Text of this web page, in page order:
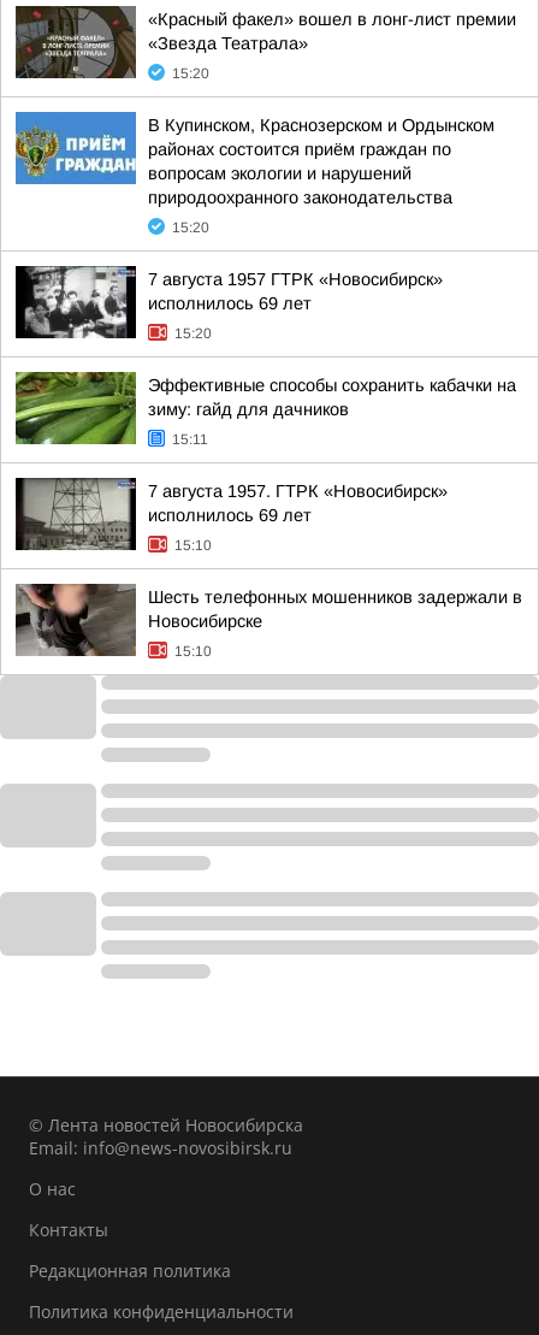
«Красный факел» вошел в лонг-лист премии
«Звезда Театрала»
15:20
В Купинском, Краснозерском и Ордынском
районах состоится приём граждан по
вопросам экологии и нарушений
природоохранного законодательства
15:20
7 августа 1957 ГТРК «Новосибирск»
исполнилось 69 лет
15:20
Эффективные способы сохранить кабачки на
зиму: гайд для дачников
15:11
7 августа 1957. ГТРК «Новосибирск»
исполнилось 69 лет
15:10
Шесть телефонных мошенников задержали в
Новосибирске
15:10
© Лента новостей Новосибирска
Email: info@news-novosibirsk.ru
О нас
Контакты
Редакционная политика
Политика конфиденциальности